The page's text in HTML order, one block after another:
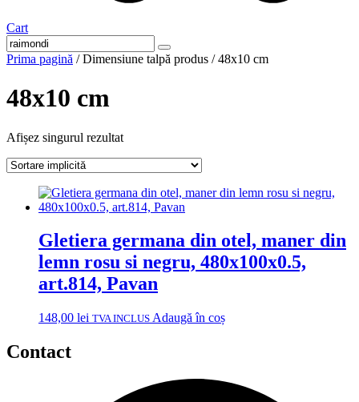
Cart
Prima pagină / Dimensiune talpă produs / 48x10 cm
48x10 cm
Afișez singurul rezultat
Gletiera germana din otel, maner din
lemn rosu si negru, 480x100x0.5,
art.814, Pavan
148,00 lei TVA INCLUS Adaugă în coș
Contact